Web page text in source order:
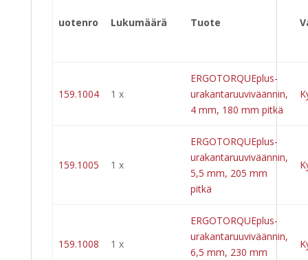
uotenro Lukumäärä Tuote
159.1004 1 x
ERGOTORQUEplus-
urakantaruuviväännin,
4 mm, 180 mm pitkä
159.1005 1 x
ERGOTORQUEplus-
urakantaruuviväännin,
5,5 mm, 205 mm
pitkä
159.1008 1 x
ERGOTORQUEplus-
urakantaruuviväännin,
6,5 mm, 230 mm